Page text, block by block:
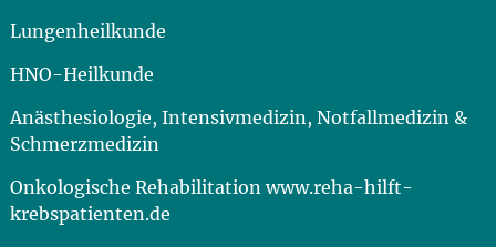
Lungenheilkunde
HNO-Heilkunde
Anästhesiologie, Intensivmedizin, Notfallmedizin &
Schmerzmedizin
Onkologische Rehabilitation www.reha-hilft-
krebspatienten.de